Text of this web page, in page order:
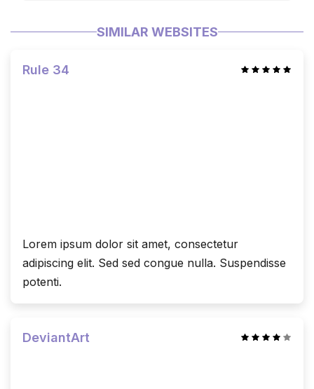
SIMILAR WEBSITES
Rule 34
Lorem ipsum dolor sit amet, consectetur
adipiscing elit. Sed sed congue nulla. Suspendisse
potenti.
DeviantArt